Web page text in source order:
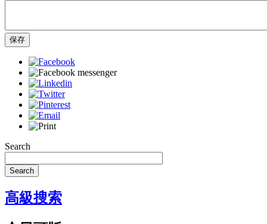
保存
Search
Search
高級搜索